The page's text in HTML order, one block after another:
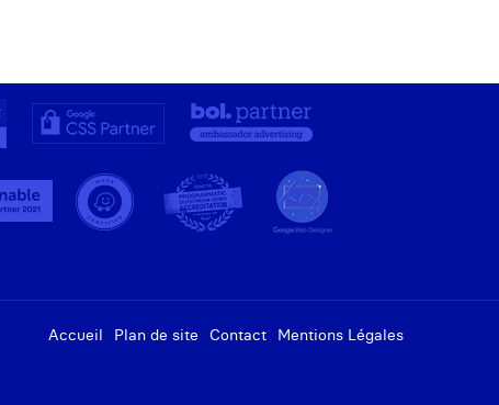
Accueil Plan de site Contact Mentions Légales